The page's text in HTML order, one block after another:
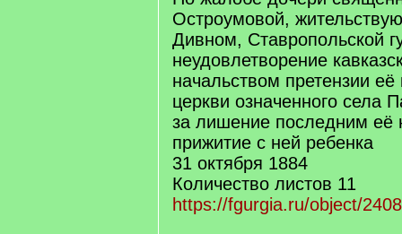
Остроумовой,
Дивном, Ставропольской
неудовлетворение
начальством претензии
церкви означенного села
за лишение последним её
прижитие с ней ребенка
31 октября 1884
Количество листов 11
https://fgurgia.ru/object/